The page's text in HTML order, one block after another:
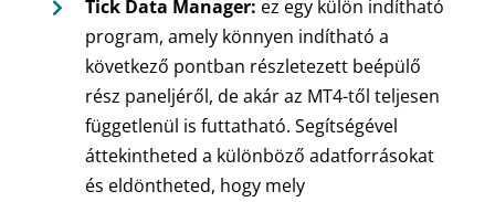
Tick Data Manager: ez egy külön indítható
program, amely könnyen indítható a
következő pontban részletezett beépülő
rész paneljéről, de akár az MT4-től teljesen
függetlenül is futtatható. Segítségével
áttekintheted a különböző adatforrásokat
és eldöntheted, hogy mely